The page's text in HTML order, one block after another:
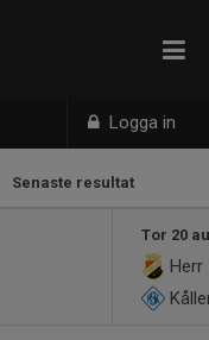
Logga in
Senaste resultat
Tor 20
Herr